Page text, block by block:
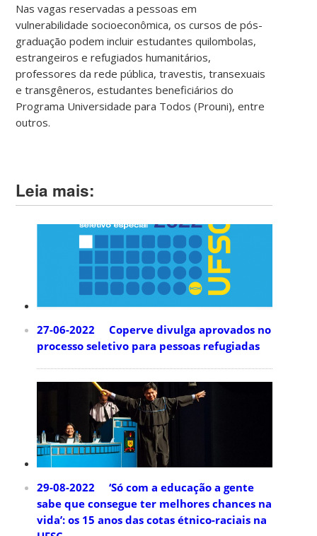
Nas vagas reservadas a pessoas em
vulnerabilidade socioeconômica, os cursos de pós-
graduação podem incluir estudantes quilombolas,
estrangeiros e refugiados humanitários,
professores da rede pública, travestis, transexuais
e transgêneros, estudantes beneficiários do
Programa Universidade para Todos (Prouni), entre
outros.
Leia mais:
27-06-2022 Coperve divulga aprovados no
processo seletivo para pessoas refugiadas
29-08-2022 ‘Só com a educação a gente
sabe que consegue ter melhores chances na
vida’: os 15 anos das cotas étnico-raciais na